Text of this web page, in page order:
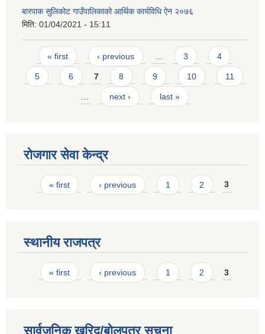
बारपाक सुलिकोट गाउँपालिकाको आर्थिक कार्यविधि ऐन २०७६
मिति: 01/04/2021 - 15:11
Pages
« first ‹ previous 3 4
5 6 7 8 9 10 11
next › last »
रोजगार सेवा केन्द्र
Pages
« first ‹ previous 1 2 3
स्थानीय राजपत्र
Pages
« first ‹ previous 1 2 3
सार्वजनिक खरिद/बोलपत्र सूचना